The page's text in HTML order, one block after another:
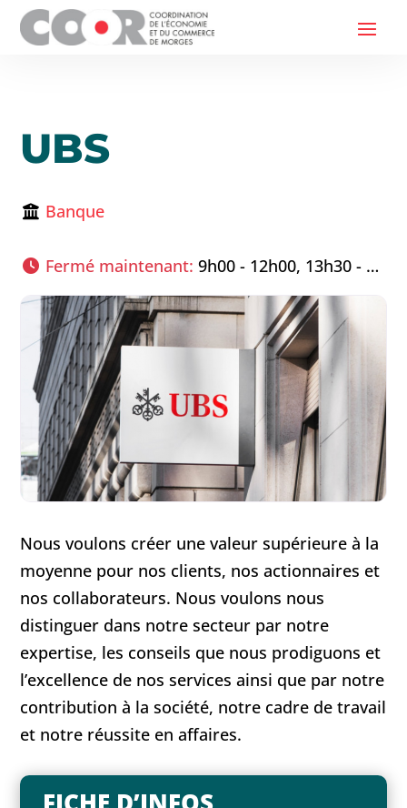
UBS
Banque
Fermé maintenant: 9h00 - 12h00, 13h30 - 17h00
Nous voulons créer une valeur supérieure à la
moyenne pour nos clients, nos actionnaires et
nos collaborateurs. Nous voulons nous
distinguer dans notre secteur par notre
expertise, les conseils que nous prodiguons et
l’excellence de nos services ainsi que par notre
contribution à la société, notre cadre de travail
et notre réussite en affaires.